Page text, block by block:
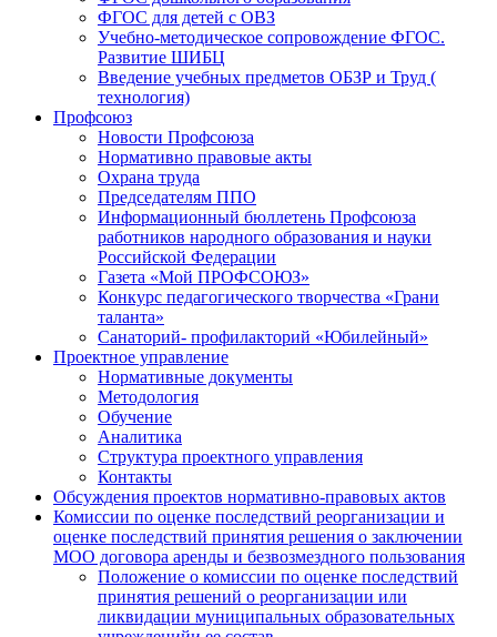
ФГОС для детей с ОВЗ
Учебно-методическое сопровождение ФГОС.
Развитие ШИБЦ
Введение учебных предметов ОБЗР и Труд (
технология)
Профсоюз
Новости Профсоюза
Нормативно правовые акты
Охрана труда
Председателям ППО
Информационный бюллетень Профсоюза
работников народного образования и науки
Российской Федерации
Газета «Мой ПРОФСОЮЗ»
Конкурс педагогического творчества «Грани
таланта»
Санаторий- профилакторий «Юбилейный»
Проектное управление
Нормативные документы
Методология
Обучение
Аналитика
Структура проектного управления
Контакты
Обсуждения проектов нормативно-правовых актов
Комиссии по оценке последствий реорганизации и
оценке последствий принятия решения о заключении
МОО договора аренды и безвозмездного пользования
Положение о комиссии по оценке последствий
принятия решений о реорганизации или
ликвидации муниципальных образовательных